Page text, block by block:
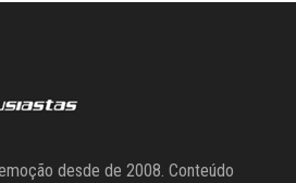
desde de 2008. Conteúdo